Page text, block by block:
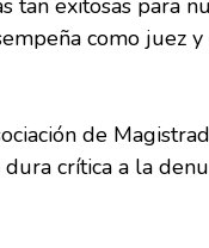
tan exitosas para
como juez
de
crítica a la